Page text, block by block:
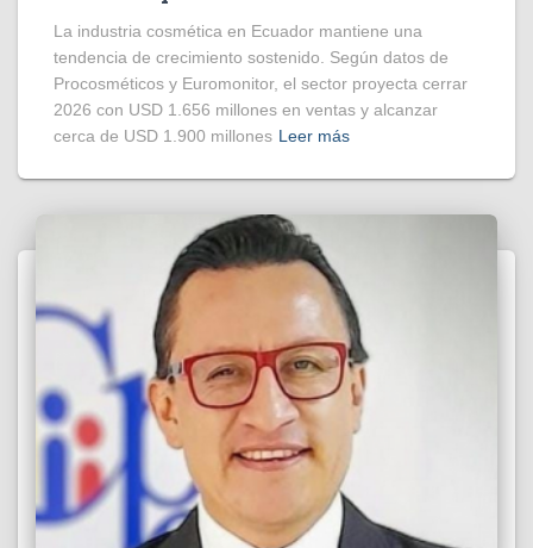
La industria cosmética en Ecuador mantiene una
tendencia de crecimiento sostenido. Según datos de
Procosméticos y Euromonitor, el sector proyecta cerrar
2026 con USD 1.656 millones en ventas y alcanzar
cerca de USD 1.900 millones Leer más